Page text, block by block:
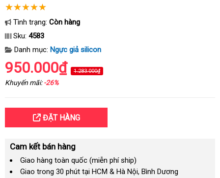
Tình trạng: Còn hàng
Sku: 4583
Danh mục: Ngực giả silicon
950.000₫ 1.283.000₫
Khuyến mãi:-26%
ĐẶT HÀNG
Cam kết bán hàng
Giao hàng toàn quốc (miễn phí ship)
Giao trong 30 phút tại HCM & Hà Nội, Bình Dương